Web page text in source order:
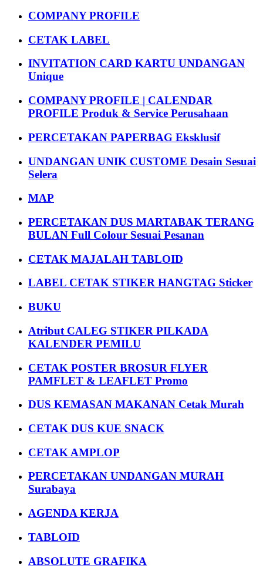
COMPANY PROFILE
CETAK LABEL
INVITATION CARD KARTU UNDANGAN
Unique
COMPANY PROFILE | CALENDAR
PROFILE Produk & Service Perusahaan
PERCETAKAN PAPERBAG Eksklusif
UNDANGAN UNIK CUSTOME Desain Sesuai
Selera
MAP
PERCETAKAN DUS MARTABAK TERANG
BULAN Full Colour Sesuai Pesanan
CETAK MAJALAH TABLOID
LABEL CETAK STIKER HANGTAG Sticker
BUKU
Atribut CALEG STIKER PILKADA
KALENDER PEMILU
CETAK POSTER BROSUR FLYER
PAMFLET & LEAFLET Promo
DUS KEMASAN MAKANAN Cetak Murah
CETAK DUS KUE SNACK
CETAK AMPLOP
PERCETAKAN UNDANGAN MURAH
Surabaya
AGENDA KERJA
TABLOID
ABSOLUTE GRAFIKA